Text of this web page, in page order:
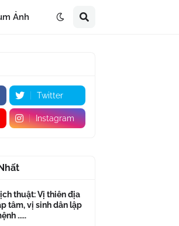
Ảnh
Twitter
Instagram
thuật: Vị thiên địa
tâm, vị sinh dân lập
.....